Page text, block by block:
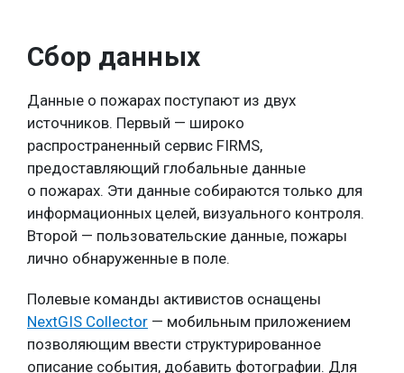
Сбор данных
Данные о пожарах поступают из двух
источников. Первый — широко
распространенный сервис FIRMS,
предоставляющий глобальные данные
о пожарах. Эти данные собираются только для
информационных целей, визуального контроля.
Второй — пользовательские данные, пожары
лично обнаруженные в поле.
Полевые команды активистов оснащены
NextGIS Collector — мобильным приложением
позволяющим ввести структурированное
описание события, добавить фотографии. Для